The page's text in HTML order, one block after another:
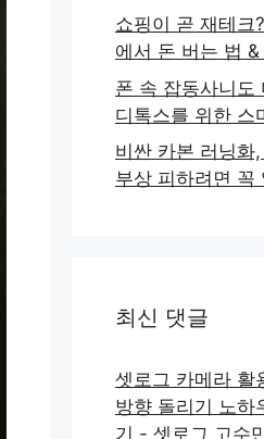
쇼핑이 곧 재테
에서 돈 버는 법
폰 속 잡동사니도
디톡스를 위한 스
비싼 카본 러닝화
부상 피하려면 꼭
최신 댓글
셋로그 카메라 활
방향 돌리기 노하
기 - 셋로그 고수